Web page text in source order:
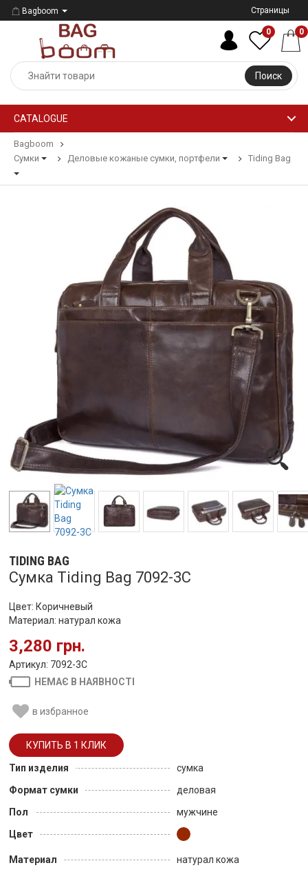
Bagboom Страницы
Поиск
0 0
CATALOGUE
Bagboom
Сумки
Деловые кожаные сумки, портфели Tiding Bag
TIDING BAG
Сумка Tiding Bag 7092-3C
Цвет: Коричневый
Материал: натурал кожа
3,280 грн.
Артикул: 7092-3C
НЕМАЄ В НАЯВНОСТІ
в избранное
Тип изделия
сумка
Формат сумки
деловая
Пол
мужчине
Цвет
Материал
натурал кожа